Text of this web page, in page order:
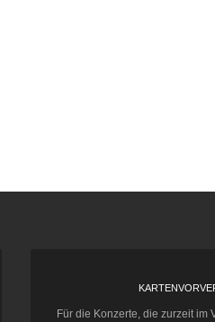
Für die Konzerte, die zurzeit im